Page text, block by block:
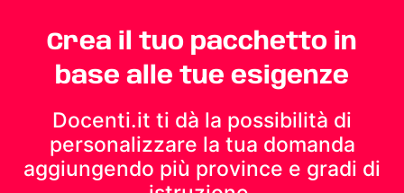
Crea il tuo pacchetto in
base alle tue esigenze
Docenti.it ti dà la possibilità di
personalizzare la tua domanda
aggiungendo più province e gradi di